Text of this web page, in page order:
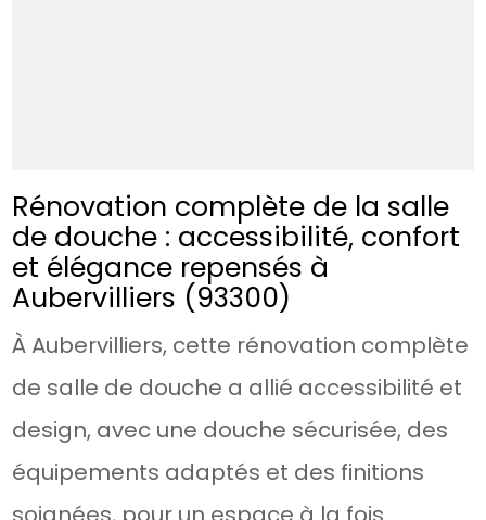
Rénovation complète de la salle
de douche : accessibilité, confort
et élégance repensés à
Aubervilliers (93300)
À Aubervilliers, cette rénovation complète
de salle de douche a allié accessibilité et
design, avec une douche sécurisée, des
équipements adaptés et des finitions